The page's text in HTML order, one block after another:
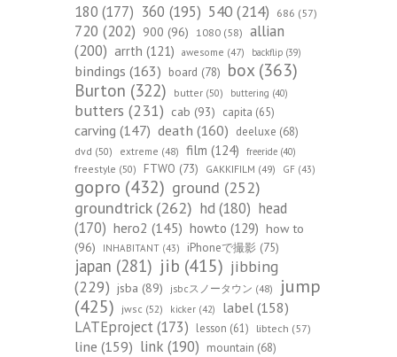
180 (177) 360 (195) 540 (214) 686 (57)
720 (202) 900 (96) 1080 (58) allian
(200) arrth (121) awesome (47) backflip (39)
bindings (163) board (78) box(363)
Burton (322) butter (50) buttering (40)
butters (231) cab (93) capita (65)
carving (147) death (160) deeluxe (68)
dvd (50) extreme (48) film (124) freeride (40)
freestyle (50) FTWO (73) GAKKIFILM (49) GF (43)
gopro (432) ground (252)
groundtrick(262) hd(180) head
(170) hero2 (145) howto (129) how to
(96)
INHABITANT (43) iPhoneで撮影 (75)
japan (281) jib (415) jibbing
(229) jsba (89) jsbcスノータウン (48)
jump
(425)
jwsc (52) kicker (42) label (158)
LATEproject(173) lesson (61) libtech (57)
line (159) link (190) mountain (68)